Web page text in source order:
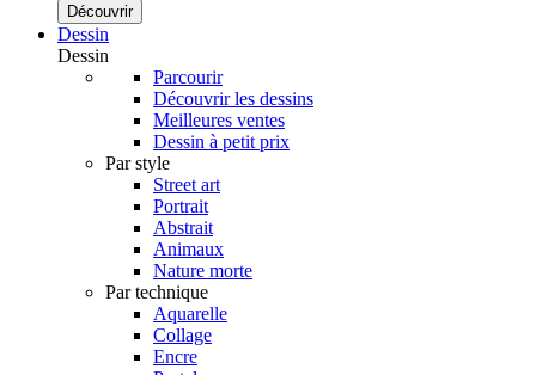
Découvrir
Dessin
Dessin
Parcourir
Découvrir les dessins
Meilleures ventes
Dessin à petit prix
Par style
Street art
Portrait
Abstrait
Animaux
Nature morte
Par technique
Aquarelle
Collage
Encre